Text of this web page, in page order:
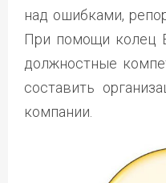
над ошибками,
При помощи колец
должностные
составить
компании.